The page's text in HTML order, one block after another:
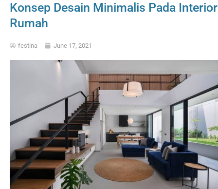
Konsep Desain Minimalis Pada Interior
Rumah
festina June 17, 2021